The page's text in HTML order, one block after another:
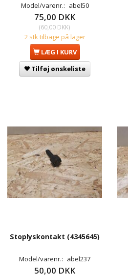
Model/varenr.: abel50
75,00 DKK
(60,00 DKK)
2 stk tilbage på lager
LÆG I KURV
Tilføj ønskeliste
Stoplyskontakt (4345645)
Model/varenr.: abel237
50,00 DKK